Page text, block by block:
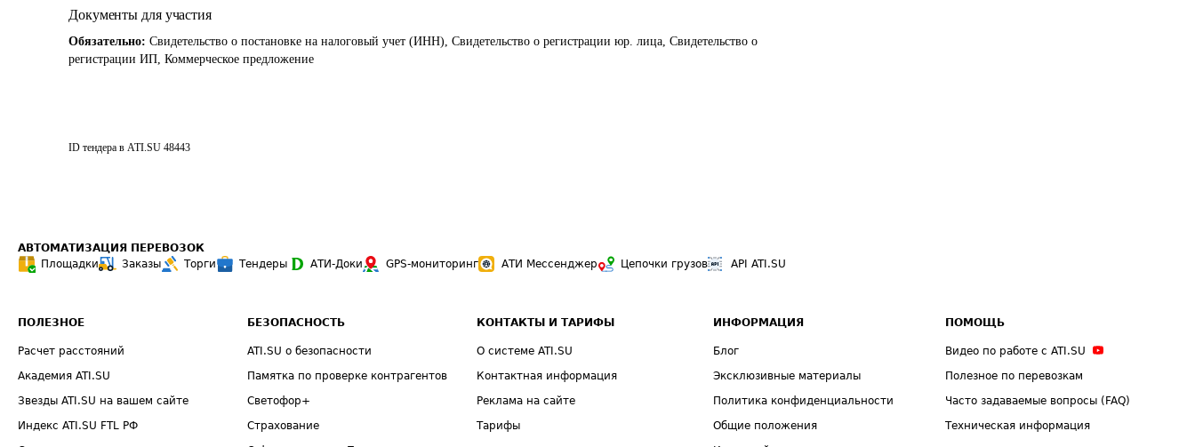
Документы для участия
Обязательно: Свидетельство о постановке на налоговый учет (ИНН), Свидетельство о регистрации юр. лица, Свидетельство о
регистрации ИП, Коммерческое предложение
ID тендера в ATI.SU 48443
АВТОМАТИЗАЦИЯ ПЕРЕВОЗОК
Площадки
Заказы Торги Тендеры АТИ-Доки GPS-мониторинг АТИ Мессенджер Цепочки грузов API ATI.SU
ПОЛЕЗНОЕ
Расчет расстояний
Академия ATI.SU
Звезды ATI.SU на вашем сайте
Индекс ATI.SU FTL РФ
БЕЗОПАСНОСТЬ
ATI.SU о безопасности
Памятка по проверке контрагентов
Светофор+
Страхование
КОНТАКТЫ И ТАРИФЫ
О системе ATI.SU
Контактная информация
Реклама на сайте
Тарифы
ИНФОРМАЦИЯ
Блог
Эксклюзивные материалы
Политика конфиденциальности
Общие положения
ПОМОЩЬ
Видео по работе с ATI.SU
Полезное по перевозкам
Часто задаваемые вопросы (FAQ)
Техническая информация